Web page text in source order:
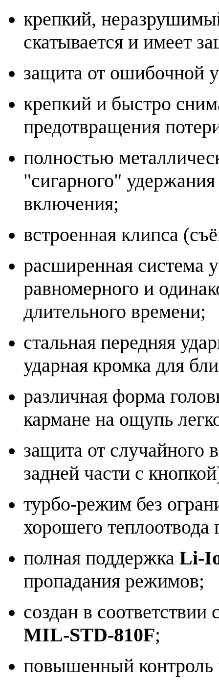
крепкий,
скатывается и имеет
защита от ошибочной
крепкий и быстро
предотвращения
полностью
"сигарного"
включения;
встроенная клипса
расширенная система
равномерного и
длительного времени;
стальная передняя
ударная кромка для
различная форма
кармане на ощупь
защита от случайного
задней части с
турбо-режим без
хорошего
полная поддержка Li-
пропадания режимов;
создан в
MIL-STD-810F;
повышенный контроль